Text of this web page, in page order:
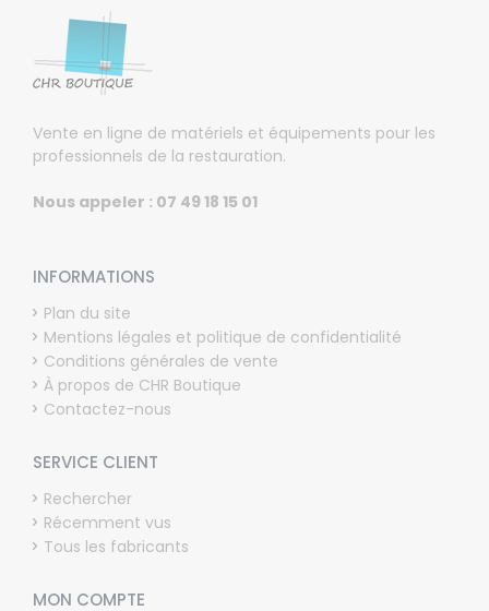
Vente en ligne de matériels et équipements pour les
professionnels de la restauration.
Nous appeler : 07 49 18 15 01
INFORMATIONS
Plan du site
Mentions légales et politique de confidentialité
Conditions générales de vente
À propos de CHR Boutique
Contactez-nous
SERVICE CLIENT
Rechercher
Récemment vus
Tous les fabricants
MON COMPTE